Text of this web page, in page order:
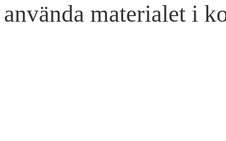
använda materialet i